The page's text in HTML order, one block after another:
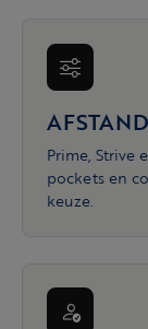
Prime, Strive
pockets en
keuze.